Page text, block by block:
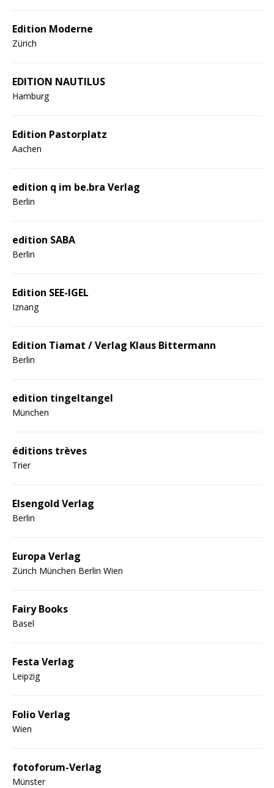
Edition Moderne
Zürich
EDITION NAUTILUS
Hamburg
Edition Pastorplatz
Aachen
edition q im be.bra Verlag
Berlin
edition SABA
Berlin
Edition SEE-IGEL
Iznang
Edition Tiamat / Verlag Klaus Bittermann
Berlin
edition tingeltangel
München
éditions trèves
Trier
Elsengold Verlag
Berlin
Europa Verlag
Zürich München Berlin Wien
Fairy Books
Basel
Festa Verlag
Leipzig
Folio Verlag
Wien
fotoforum-Verlag
Münster